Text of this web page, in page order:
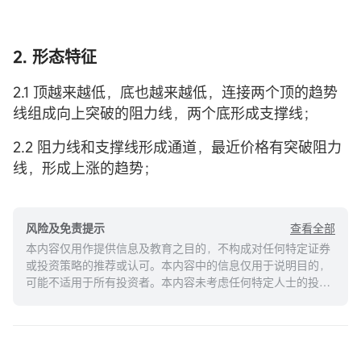
2. 形态特征
2.1 顶越来越低，底也越来越低，连接两个顶的趋势
线组成向上突破的阻力线，两个底形成支撑线；
2.2 阻力线和支撑线形成通道，最近价格有突破阻力
线，形成上涨的趋势；
风险及免责提示
查看全部
本内容仅用作提供信息及教育之目的，不构成对任何特定证券
或投资策略的推荐或认可。本内容中的信息仅用于说明目的，
可能不适用于所有投资者。本内容未考虑任何特定人士的投资